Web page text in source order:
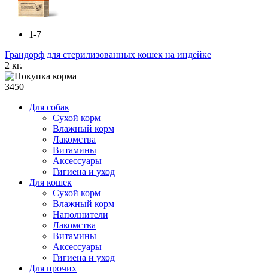
1-7
Грандорф для стерилизованных кошек на индейке
2 кг.
3450
Для собак
Сухой корм
Влажный корм
Лакомства
Витамины
Аксессуары
Гигиена и уход
Для кошек
Сухой корм
Влажный корм
Наполнители
Лакомства
Витамины
Аксессуары
Гигиена и уход
Для прочих